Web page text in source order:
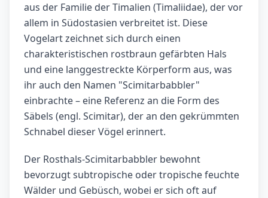
aus der Familie der Timalien (Timaliidae), der vor
allem in Südostasien verbreitet ist. Diese
Vogelart zeichnet sich durch einen
charakteristischen rostbraun gefärbten Hals
und eine langgestreckte Körperform aus, was
ihr auch den Namen "Scimitarbabbler"
einbrachte – eine Referenz an die Form des
Säbels (engl. Scimitar), der an den gekrümmten
Schnabel dieser Vögel erinnert.
Der Rosthals-Scimitarbabbler bewohnt
bevorzugt subtropische oder tropische feuchte
Wälder und Gebüsch, wobei er sich oft auf